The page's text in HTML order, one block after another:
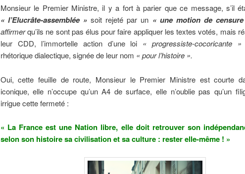
Monsieur le Premier Ministre, il y a fort à parier que ce message, s’il
« l’Elucrâte-assemblée » soit rejeté par un « une motion de
affirmerqu’ils ne sont pas élus pour faire appliquer les textes votés, mais
leur CDD, l’immortelle action d’une loi « progressiste-cocoricante »
rhétorique dialectique, signée de leur nom « pour l’histoire ».
Oui, cette feuille de route, Monsieur le Premier Ministre est courte
iconique, elle n’occupe qu’un A4 de surface, elle n’oublie pas qu’un
irrigue cette fermeté :
« La France est une Nation libre, elle doit retrouver son
selon son histoire sa civilisation et sa culture : rester elle-même ! »